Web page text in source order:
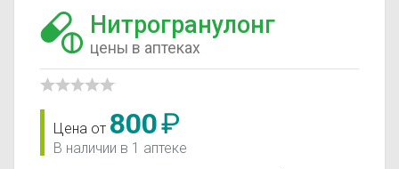
Нитрогранулонг
цены в аптеках
Цена от 800₽
В наличии в 1 аптеке